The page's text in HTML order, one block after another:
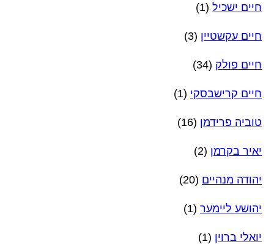
חיים ישכיל (1)
חיים עקשטיין (3)
חיים פולק (34)
חיים קרישבסקי (1)
טוביה פרידמן (16)
יאיר בקרמן (2)
יהודה מנהיים (20)
יהושע ליימער (1)
יואלי ברוין (1)